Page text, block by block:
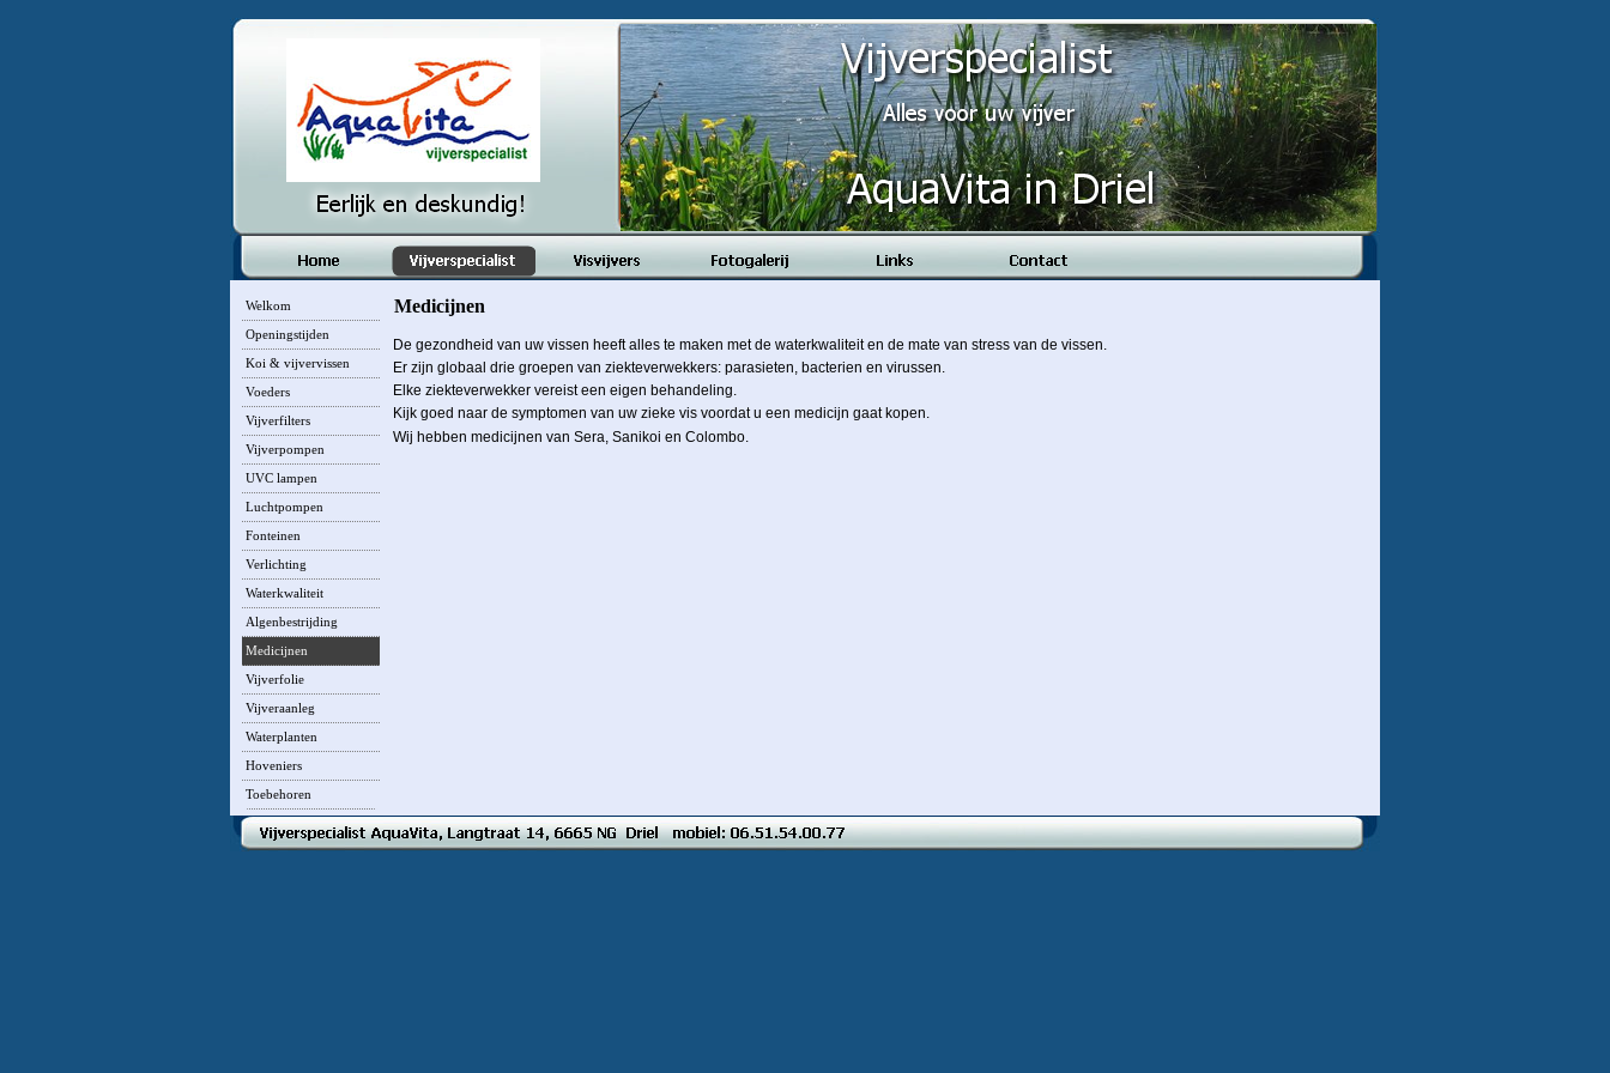
Welkom
Openingstijden
Koi & vijvervissen
Voeders
Vijverfilters
Vijverpompen
UVC lampen
Luchtpompen
Fonteinen
Verlichting
Waterkwaliteit
Algenbestrijding
Medicijnen
Vijverfolie
Vijveraanleg
Waterplanten
Hoveniers
Toebehoren
Medicijnen
De gezondheid van uw vissen heeft alles te maken met de waterkwaliteit en de mate van stress van de vissen.
Er zijn globaal drie groepen van ziekteverwekkers: parasieten, bacterien en virussen.
Elke ziekteverwekker vereist een eigen behandeling.
Kijk goed naar de symptomen van uw zieke vis voordat u een medicijn gaat kopen.
Wij hebben medicijnen van Sera, Sanikoi en Colombo.